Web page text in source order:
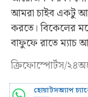
আমরা চাইব একটু
করতে। বিকেলের
বাফুফে রাতে ম্যাচ
ক্রিফোস্পোর্টস/
হোয়াটসঅ্যাপ